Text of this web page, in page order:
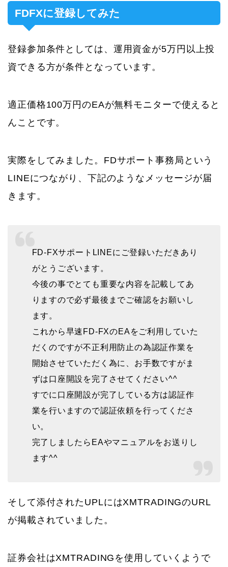
FDFXに登録してみた
登録参加条件としては、運用資金が5万円以上投
資できる方が条件となっています。
適正価格100万円のEAが無料モニターで使えると
んことです。
実際をしてみました。FDサポート事務局という
LINEにつながり、下記のようなメッセージが届
きます。
FD-FXサポートLINEにご登録いただきあり
がとうございます。
今後の事でとても重要な内容を記載してあ
りますので必ず最後までご確認をお願いし
ます。
これから早速FD-FXのEAをご利用していた
だくのですが不正利用防止の為認証作業を
開始させていただく為に、お手数ですがま
ずは口座開設を完了させてください^^
すでに口座開設が完了している方は認証作
業を行いますので認証依頼を行ってくださ
い。
完了しましたらEAやマニュアルをお送りし
ます^^
そして添付されたUPLにはXMTRADINGのURL
が掲載されていました。
証券会社はXMTRADINGを使用していくようで